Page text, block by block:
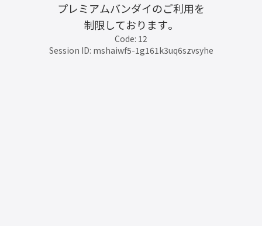
プレミアムバンダイのご利用を
制限しております。
Code: 12
Session ID: mshaiwf5-1g161k3uq6szvsyhe